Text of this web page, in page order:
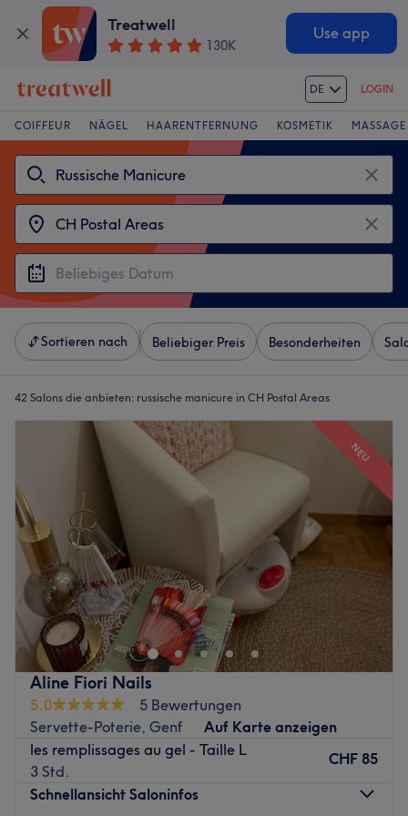
Treatwell
130K
Use app
DE LOGIN
COIFFEUR NÄGEL HAARENTFERNUNG KOSMETIK MASSAGE
Sortieren nach Beliebiger Preis Besonderheiten
42 Salons die anbieten: russische manicure in CH Postal Areas
NEU
Aline Fiori Nails
5.0
5 Bewertungen
Servette-Poterie, Genf
Auf Karte anzeigen
les remplissages au gel - Taille L
3 Std.
CHF 85
Schnellansicht Saloninfos